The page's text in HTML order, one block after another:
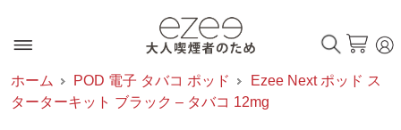
ホーム POD 電子 タバコ ポッド
Ezee Next ポッド ス
ターターキット ブラック – タバコ 12mg